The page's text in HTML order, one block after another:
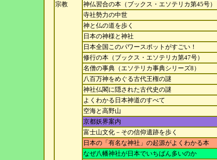
宗教
神仏習合の本（ブックス・エソテリカ第45号）
寺社勢力の中世
神と仏の道を歩く
日本の神様と神社
日本全国このパワースポットがすごい！
修行の本（ブックス・エソテリカ第47号）
名僧の事典（エソテリカ事典シリーズ8）
八百万神をめぐる古代王権の謎
神社仏閣に隠された古代史の謎
よくわかる日本神道のすべて
空海と高野山
京都妖界案内
富士山文化－その信仰遺跡を歩く
日本の「有名な神社」の起源がよくわかる本
なぜ八幡神社が日本でいちばん多いのか